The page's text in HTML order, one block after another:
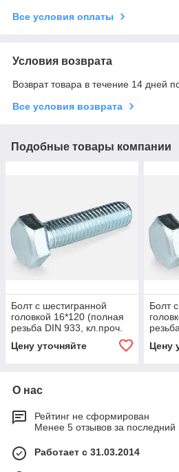
Все условия оплаты
Условия возврата
Возврат товара в течение 14 дней
Все условия возврата
Подобные товары компании
Болт с шестигранной
головкой 16*120 (полная
резьба DIN 933, кл.проч.
Цену уточняйте
Болт
Цену
О нас
Рейтинг не сформирован
Менее 5 отзывов за последний
Работает с 31.03.2014